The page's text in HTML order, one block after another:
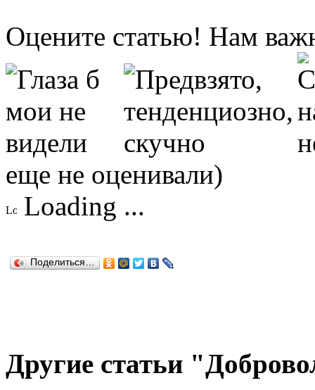
Оцените статью! Нам
еще не оценивали)
Loading ...
Поделиться…
Другие статьи